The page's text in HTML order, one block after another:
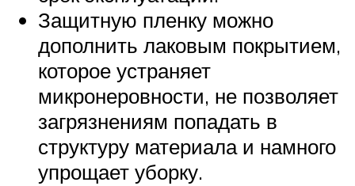
Защитную пленку можно
дополнить лаковым покрытием,
которое устраняет
микронеровности, не позволяет
загрязнениям попадать в
структуру материала и намного
упрощает уборку.